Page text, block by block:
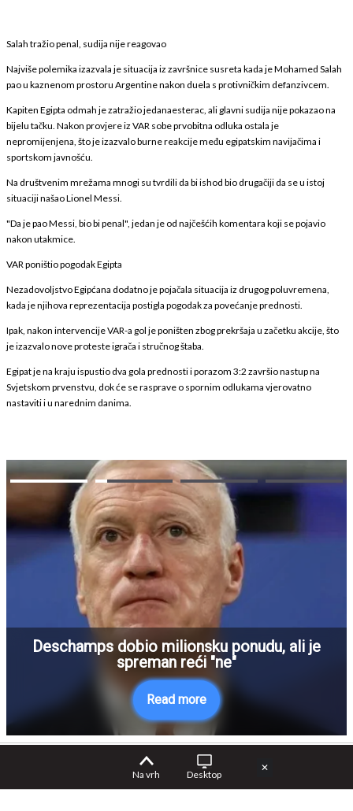
Salah tražio penal, sudija nije reagovao
Najviše polemika izazvala je situacija iz završnice susreta kada je Mohamed Salah
pao u kaznenom prostoru Argentine nakon duela s protivničkim defanzivcem.
Kapiten Egipta odmah je zatražio jedanaesterac, ali glavni sudija nije pokazao na
bijelu tačku. Nakon provjere iz VAR sobe prvobitna odluka ostala je
nepromijenjena, što je izazvalo burne reakcije među egipatskim navijačima i
sportskom javnošću.
Na društvenim mrežama mnogi su tvrdili da bi ishod bio drugačiji da se u istoj
situaciji našao Lionel Messi.
"Da je pao Messi, bio bi penal", jedan je od najčešćih komentara koji se pojavio
nakon utakmice.
VAR poništio pogodak Egipta
Nezadovoljstvo Egipćana dodatno je pojačala situacija iz drugog poluvremena,
kada je njihova reprezentacija postigla pogodak za povećanje prednosti.
Ipak, nakon intervencije VAR-a gol je poništen zbog prekršaja u začetku akcije, što
je izazvalo nove proteste igrača i stručnog štaba.
Egipat je na kraju ispustio dva gola prednosti i porazom 3:2 završio nastup na
Svjetskom prvenstvu, dok će se rasprave o spornim odlukama vjerovatno
nastaviti i u narednim danima.
Deschamps dobio milionsku ponudu, ali je
spreman reći "ne"
Read more
Na vrh Desktop
✕